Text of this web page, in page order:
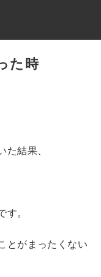
た時
た結果、
す。
とがまったくない